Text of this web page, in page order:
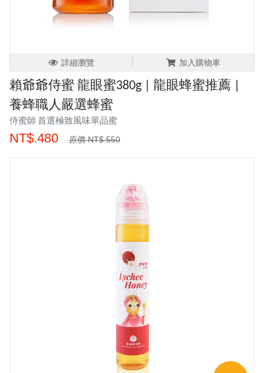
詳細瀏覽 加入購物車
賴爺爺侍蜜 龍眼蜜380g | 龍眼蜂蜜推薦 |
養蜂職人嚴選蜂蜜
侍蜜師 首選極致風味單品蜜
NT$.480 原價 NT$.550